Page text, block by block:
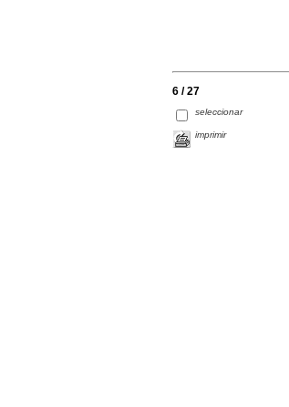
6 / 27
seleccionar
imprimir